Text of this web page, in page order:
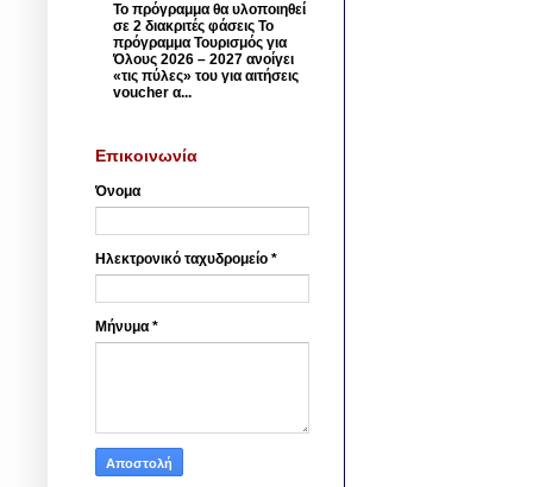
Το πρόγραμμα θα υλοποιηθεί
σε 2 διακριτές φάσεις Το
πρόγραμμα Τουρισμός για
Όλους 2026 – 2027 ανοίγει
«τις πύλες» του για αιτήσεις
voucher α...
Επικοινωνία
Όνομα
Ηλεκτρονικό ταχυδρομείο *
Μήνυμα *